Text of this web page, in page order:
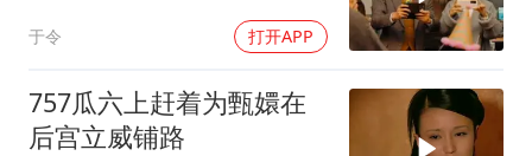
于令 打开APP
757瓜六上赶着为甄嬛在
后宫立威铺路